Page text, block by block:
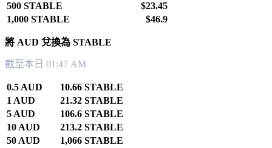
500 STABLE
$23.45
1,000 STABLE
$46.9
將 AUD 兌換為 STABLE
截至本日 01:47 AM
0.5 AUD
10.66 STABLE
1 AUD
21.32 STABLE
5 AUD
106.6 STABLE
10 AUD
213.2 STABLE
50 AUD
1,066 STABLE